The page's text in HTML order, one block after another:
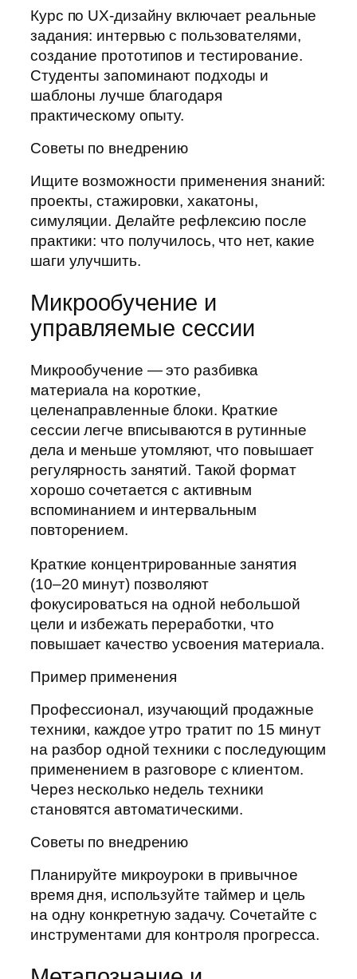
Курс по UX-дизайну включает реальные
задания: интервью с пользователями,
создание прототипов и тестирование.
Студенты запоминают подходы и
шаблоны лучше благодаря
практическому опыту.
Советы по внедрению
Ищите возможности применения знаний:
проекты, стажировки, хакатоны,
симуляции. Делайте рефлексию после
практики: что получилось, что нет, какие
шаги улучшить.
Микрообучение и
управляемые сессии
Микрообучение — это разбивка
материала на короткие,
целенаправленные блоки. Краткие
сессии легче вписываются в рутинные
дела и меньше утомляют, что повышает
регулярность занятий. Такой формат
хорошо сочетается с активным
вспоминанием и интервальным
повторением.
Краткие концентрированные занятия
(10–20 минут) позволяют
фокусироваться на одной небольшой
цели и избежать переработки, что
повышает качество усвоения материала.
Пример применения
Профессионал, изучающий продажные
техники, каждое утро тратит по 15 минут
на разбор одной техники с последующим
применением в разговоре с клиентом.
Через несколько недель техники
становятся автоматическими.
Советы по внедрению
Планируйте микроуроки в привычное
время дня, используйте таймер и цель
на одну конкретную задачу. Сочетайте с
инструментами для контроля прогресса.